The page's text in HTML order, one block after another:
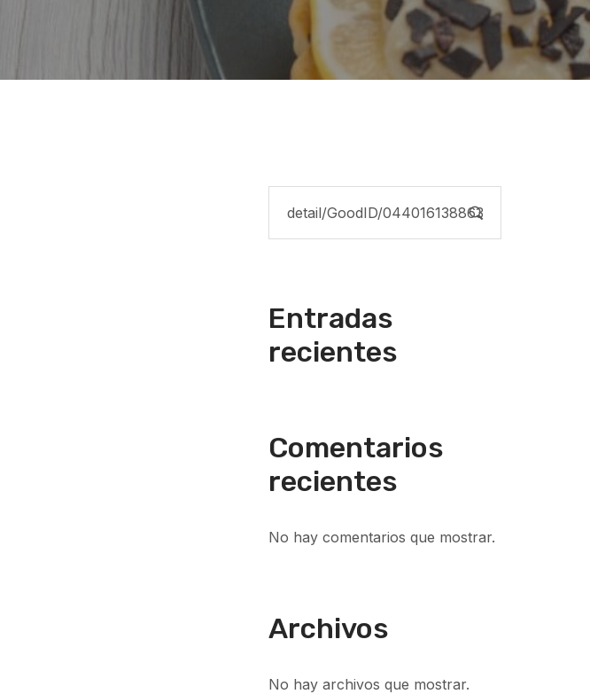
Entradas
recientes
Comentarios
recientes
No hay comentarios que mostrar.
Archivos
No hay archivos que mostrar.